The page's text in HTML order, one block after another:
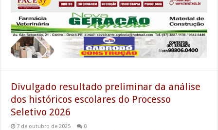
Divulgado resultado preliminar da análise
dos históricos escolares do Processo
Seletivo 2026
7 de outubro de 2025 0